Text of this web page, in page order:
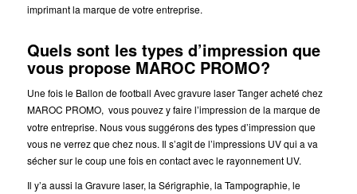
imprimant la marque de votre entreprise.
Quels sont les types d’impression que
vous propose MAROC PROMO?
Une fois le Ballon de football Avec gravure laser Tanger acheté chez
MAROC PROMO, vous pouvez y faire l’impression de la marque de
votre entreprise. Nous vous suggérons des types d’impression que
vous ne verrez que chez nous. Il s’agit de l’impressions UV qui a va
sécher sur le coup une fois en contact avec le rayonnement UV.
Il y’a aussi la Gravure laser, la Sérigraphie, la Tampographie, le